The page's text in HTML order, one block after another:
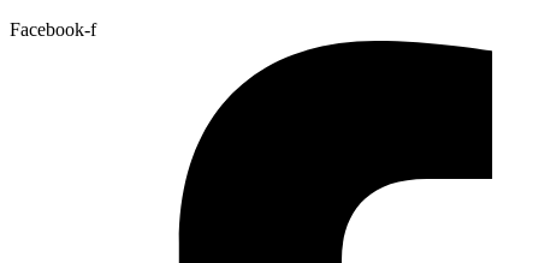
Facebook-f